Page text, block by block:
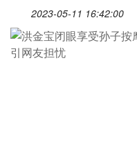
2023-05-11 16:42:00